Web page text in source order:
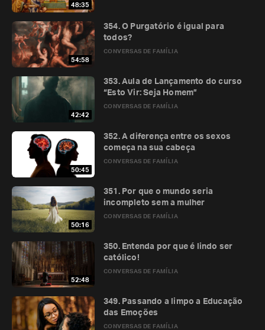
48:35
54:58
CONVERSAS DE FAMÍLIA
354. O Purgatório é igual para
todos?
42:42
CONVERSAS DE FAMÍLIA
353. Aula de Lançamento do curso
“Esto Vir: Seja Homem”
50:45
CONVERSAS DE FAMÍLIA
352. A diferença entre os sexos
começa na sua cabeça
50:16
CONVERSAS DE FAMÍLIA
351. Por que o mundo seria
incompleto sem a mulher
52:48
CONVERSAS DE FAMÍLIA
350. Entenda por que é lindo ser
católico!
CONVERSAS DE FAMÍLIA
349. Passando a limpo a Educação
das Emoções